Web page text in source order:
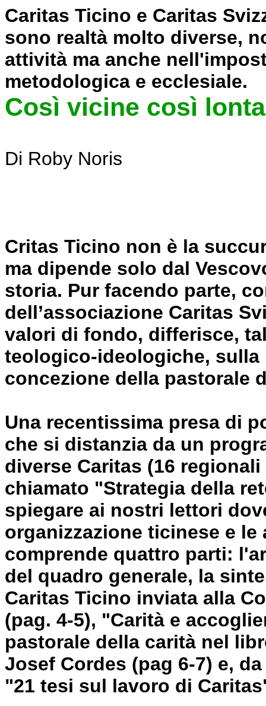
Caritas Ticino e Caritas
sono realtà molto diverse,
attività ma anche
metodologica e ecclesiale.
Così vicine così
Di Roby Noris
Critas Ticino non è la
ma dipende solo dal
storia. Pur facendo parte,
dell’associazione Caritas
valori di fondo, differisce,
teologico-ideologiche,
concezione della pastorale
Una recentissima presa di
che si distanzia da un
diverse Caritas (16
chiamato "Strategia della
spiegare ai nostri lettori
organizzazione ticinese e
comprende quattro parti:
del quadro generale, la
Caritas Ticino inviata alla
(pag. 4-5), "Carità e
pastorale della carità nel
Josef Cordes (pag 6-7) e,
"21 tesi sul lavoro di